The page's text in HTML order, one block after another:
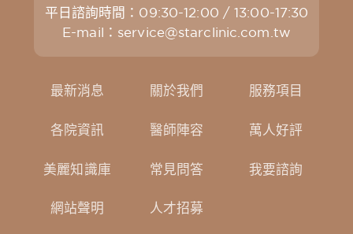
平日諮詢時間：09:30-12:00 / 13:00-17:30
E-mail： service@starclinic.com.tw
最新消息 關於我們 服務項目
各院資訊 醫師陣容 萬人好評
美麗知識庫 常見問答 我要諮詢
網站聲明 人才招募